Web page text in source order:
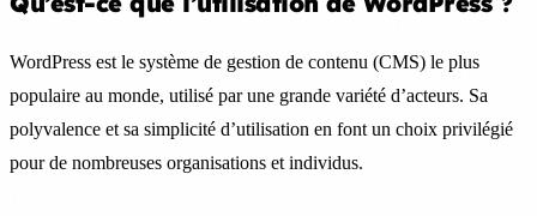
WordPress est le système de gestion de contenu (CMS) le plus
populaire au monde, utilisé par une grande variété d’acteurs. Sa
polyvalence et sa simplicité d’utilisation en font un choix privilégié
pour de nombreuses organisations et individus.